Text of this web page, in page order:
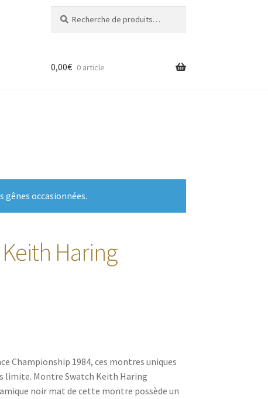
pour :
0,00€ 0 article
occasionnées.
Haring
Championship 1984, ces montres uniques
limite. Montre Swatch Keith Haring
noir mat de cette montre possède un